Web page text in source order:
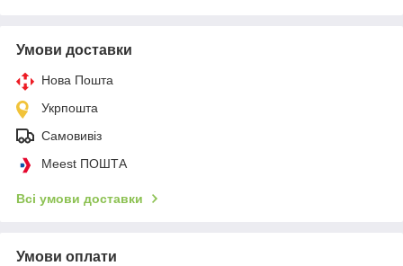
Умови доставки
Нова Пошта
Укрпошта
Самовивіз
Meest ПОШТА
Всі умови доставки
Умови оплати